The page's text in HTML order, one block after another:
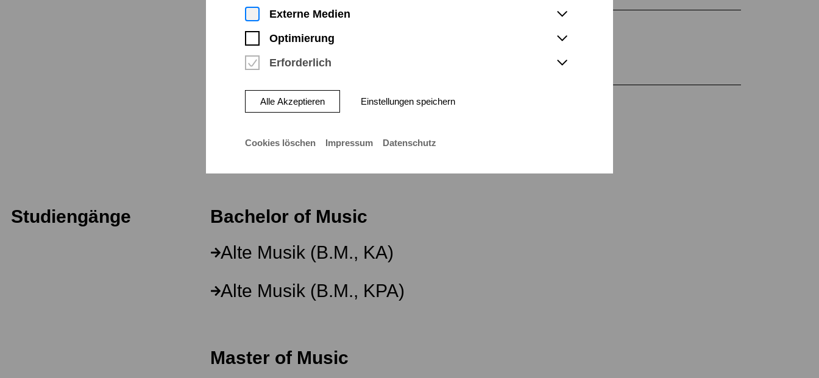
Externe Medien
Optimierung
Erforderlich
Alle Akzeptieren Einstellungen speichern
Cookies löschen Impressum Datenschutz
Prof. Benno Schachtner
Historischer Gesang
Studiengänge
Bachelor of Music
Alte Musik (B.M., KA)
Alte Musik (B.M., KPA)
Master of Music